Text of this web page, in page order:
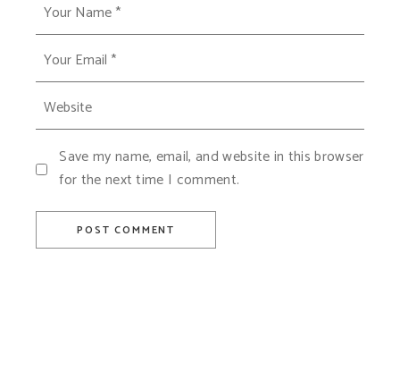
Save my name, email, and website in this browser
for the next time I comment.
POST COMMENT